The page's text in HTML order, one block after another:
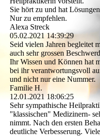
Sie hört zu und hat
Nur zu empfehlen.
Alexa Streck
05.02.2021 14:39:29
Seid vielen Jahren begleitet
auch sehr grossen
Ihr Wissen und Können hat
bei ihr verantwortungsvoll
und nicht nur eine Nummer.
Familie H.
12.01.2021 18:06:25
Sehr sympathische
"klassischen" Medizinern-
nimmt. Nach den ersten
deutliche Verbesserung.